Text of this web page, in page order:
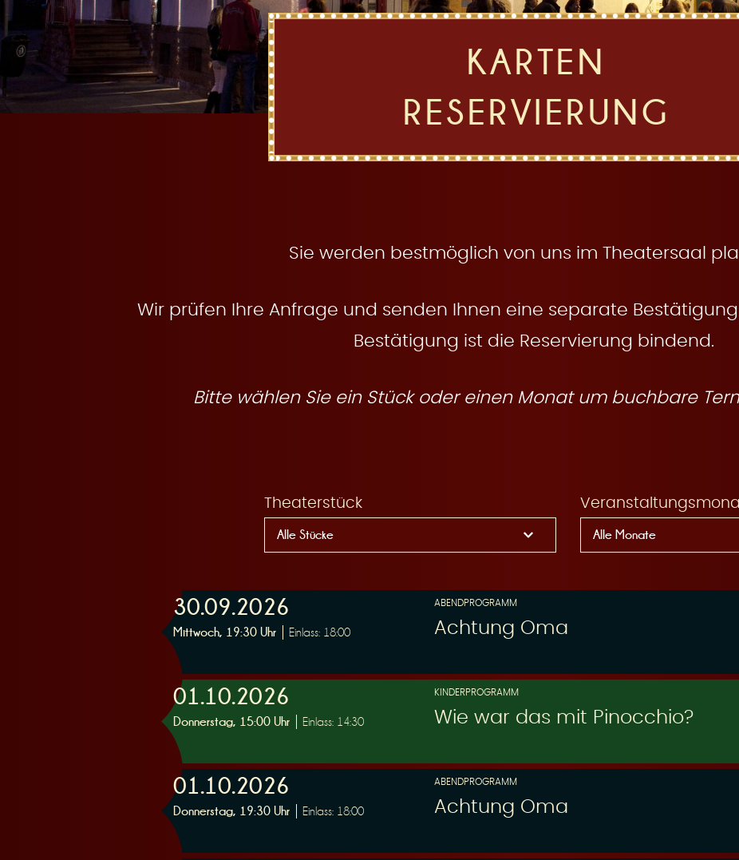
t
KARTEN
RESERVIERUNG
Sie werden bestmöglich von uns im Theatersaal
Wir prüfen Ihre Anfrage und senden Ihnen eine separate
Bestätigung ist die Reservierung bindend.
Bitte wählen Sie ein Stück oder einen Monat um buchbare
Theaterstück
30.09.2026
Mittwoch, 19:30 Uhr Einlass: 18:00
ABENDPROGRAMM
Achtung Oma
01.10.2026
Donnerstag, 15:00 Uhr Einlass: 14:30
KINDERPROGRAMM
Wie war das mit Pinocchio?
01.10.2026
Donnerstag, 19:30 Uhr Einlass: 18:00
ABENDPROGRAMM
Achtung Oma